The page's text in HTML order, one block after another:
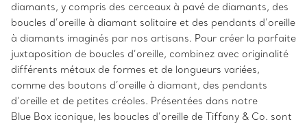
diamants, y compris des cerceaux à pavé de diamants, des
boucles d’oreille à diamant solitaire et des pendants d’oreille
à diamants imaginés par nos artisans. Pour créer la parfaite
juxtaposition de boucles d’oreille, combinez avec originalité
différents métaux de formes et de longueurs variées,
comme des boutons d’oreille à diamant, des pendants
d’oreille et de petites créoles. Présentées dans notre
Blue Box iconique, les boucles d’oreille de Tiffany & Co. sont